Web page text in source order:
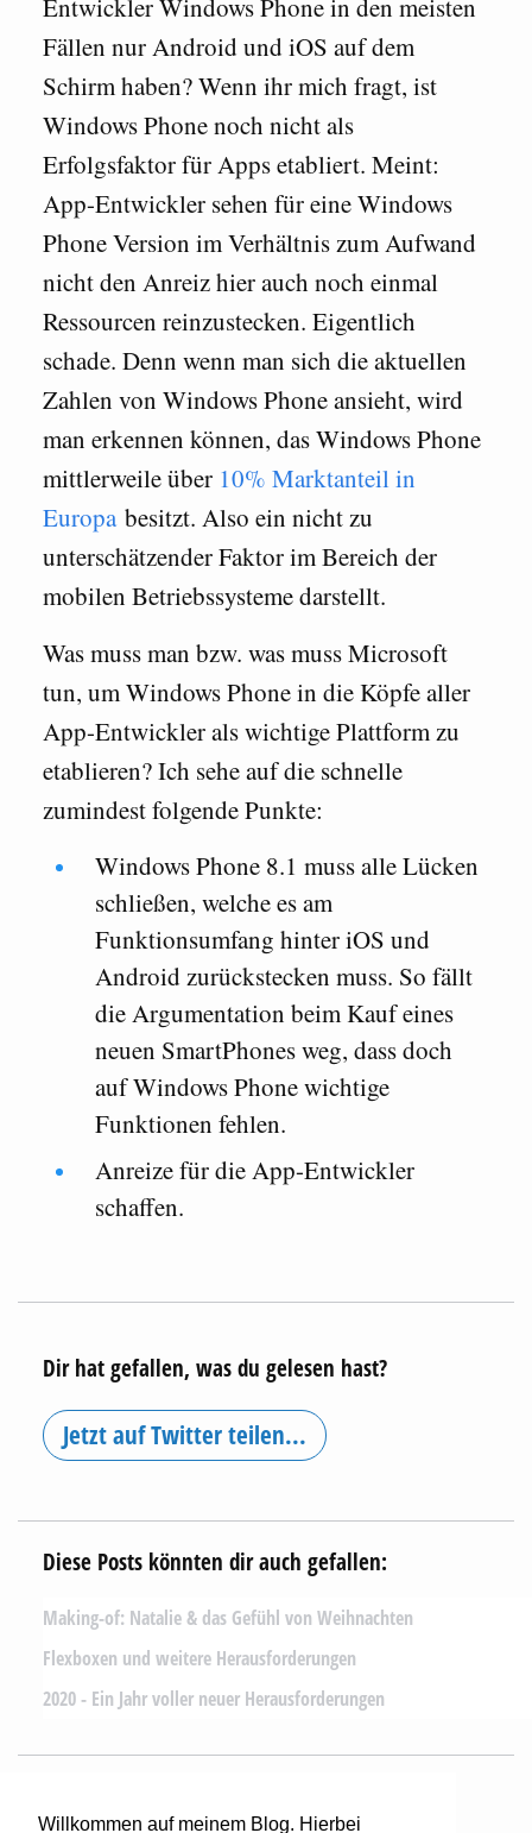
Willkommen auf meinem Blog. Hierbei
Entwickler Windows Phone in den meisten
Fällen nur Android und iOS auf dem
Schirm haben? Wenn ihr mich fragt, ist
Windows Phone noch nicht als
Erfolgsfaktor für Apps etabliert. Meint:
App-Entwickler sehen für eine Windows
Phone Version im Verhältnis zum Aufwand
nicht den Anreiz hier auch noch einmal
Ressourcen reinzustecken. Eigentlich
schade. Denn wenn man sich die aktuellen
Zahlen von Windows Phone ansieht, wird
man erkennen können, das Windows Phone
mittlerweile über 10% Marktanteil in
Europabesitzt. Also ein nicht zu
unterschätzender Faktor im Bereich der
mobilen Betriebssysteme darstellt.
Was muss man bzw. was muss Microsoft
tun, um Windows Phone in die Köpfe aller
App-Entwickler als wichtige Plattform zu
etablieren? Ich sehe auf die schnelle
zumindest folgende Punkte:
Windows Phone 8.1 muss alle Lücken
schließen, welche es am
Funktionsumfang hinter iOS und
Android zurückstecken muss. So fällt
die Argumentation beim Kauf eines
neuen SmartPhones weg, dass doch
auf Windows Phone wichtige
Funktionen fehlen.
Anreize für die App-Entwickler
schaffen.
Dir hat gefallen, was du gelesen hast?
Jetzt auf Twitter teilen...
Diese Posts könnten dir auch gefallen:
Making-of: Natalie & das Gefühl von Weihnachten
Flexboxen und weitere Herausforderungen
2020 - Ein Jahr voller neuer Herausforderungen